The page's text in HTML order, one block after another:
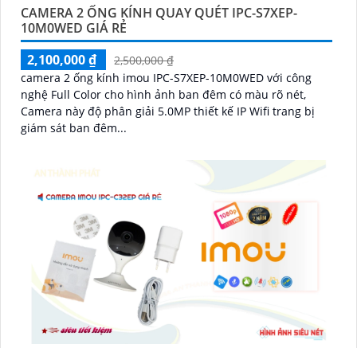
CAMERA 2 ỐNG KÍNH QUAY QUÉT IPC-S7XEP-
10M0WED GIÁ RẺ
2,100,000 ₫
2,500,000 ₫
camera 2 ống kính imou IPC-S7XEP-10M0WED với công
nghệ Full Color cho hình ảnh ban đêm có màu rõ nét,
Camera này độ phân giải 5.0MP thiết kế IP Wifi trang bị
giám sát ban đêm...